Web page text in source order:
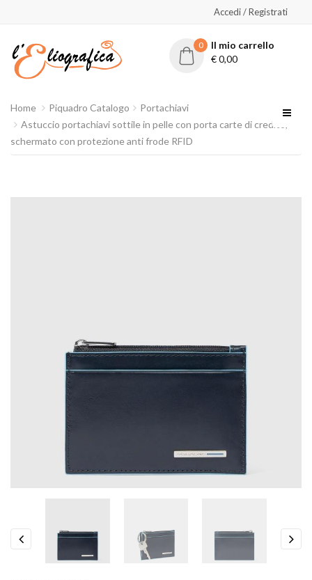
Accedi / Registrati
0
Il mio carrello
€0,00
Home Piquadro Catalogo
Portachiavi
Astuccio portachiavi sottile in pelle con porta carte di credito,
schermato con protezione anti frode RFID